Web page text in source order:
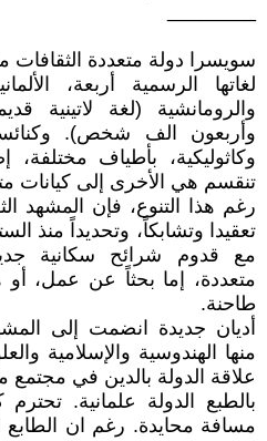
سويسرا دولة متعددة الثقافات
لغاتها الرسمية أربعة،
والرومانشية (لغة لاتينية
وأربعون الف شخص).
وكاثوليكية، بأطياف مختلفة،
تنقسم هي الأخرى إلى كيانات
رغم هذا التنوع، فإن المشهد
تعقيدا وتشابكاً، وتحديداً منذ
مع قدوم شرائح سكانية
متعددة، إما بحثاً عن عمل،
طاحنة.
أديان جديدة انضمت إلى
منها الهندوسية والإسلامية
علاقة الدولة بالدين في مجتمع
بالطبع الدولة علمانية.
مسافة محايدة. رغم ان الطابع